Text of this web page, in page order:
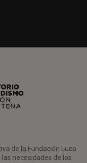
de la Fundación Luca
necesidades de los